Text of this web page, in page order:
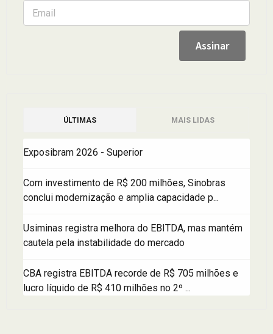
ÚLTIMAS MAIS LIDAS
Exposibram 2026 - Superior
Com investimento de R$ 200 milhões, Sinobras
conclui modernização e amplia capacidade p...
Usiminas registra melhora do EBITDA, mas mantém
cautela pela instabilidade do mercado
CBA registra EBITDA recorde de R$ 705 milhões e
lucro líquido de R$ 410 milhões no 2º ...